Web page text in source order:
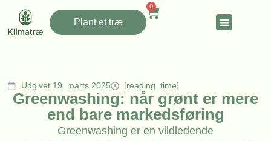
Plant et træ
0
Udgivet 19. marts 2025 [reading_time]
Greenwashing: når grønt er mere
end bare markedsføring
Greenwashing er en vildledende